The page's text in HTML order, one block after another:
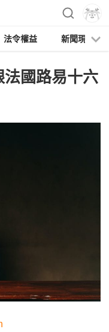
法令權益 新聞現場
國路易十六